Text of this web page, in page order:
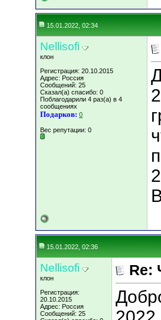
15.01.2022, 02:34
Nellisofi
клон
Регистрация: 20.10.2015
Адрес: Россия
Сообщений: 25
Сказал(а) спасибо: 0
Поблагодарили 4 раз(а) в 4
сообщениях
Подарков: 0
Вес репутации: 0
15.01.2022, 02:36
Nellisofi
клон
Регистрация:
20.10.2015
Адрес: Россия
Сообщений: 25
Re: